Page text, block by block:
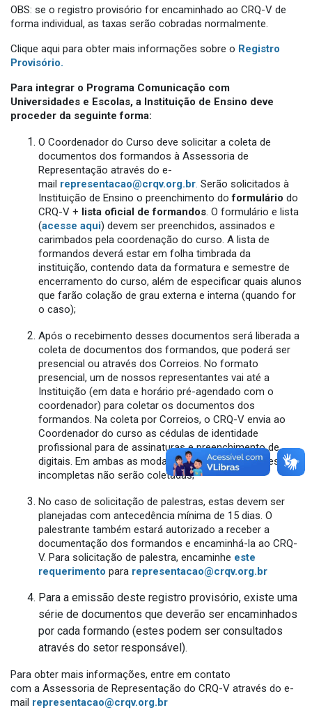
OBS: se o registro provisório for encaminhado ao CRQ-V de
forma individual, as taxas serão cobradas normalmente.
Clique aqui para obter mais informações sobre o Registro
Provisório.
Para integrar o Programa Comunicação com
Universidades e Escolas, a Instituição de Ensino deve
proceder da seguinte forma:
O Coordenador do Curso deve solicitar a coleta de
documentos dos formandos à Assessoria de
Representação através do e-
mail representacao@crqv.org.br. Serão solicitados à
Instituição de Ensino o preenchimento doformulário do
CRQ-V + lista oficial de formandos. O formulário e lista
(acesse aqui) devem ser preenchidos, assinados e
carimbados pela coordenação do curso. A lista de
formandos deverá estar em folha timbrada da
instituição, contendo data da formatura e semestre de
encerramento do curso, além de especificar quais alunos
que farão colação de grau externa e interna (quando for
o caso);
Após o recebimento desses documentos será liberada a
coleta de documentos dos formandos, que poderá ser
presencial ou através dos Correios. No formato
presencial, um de nossos representantes vai até a
Instituição (em data e horário pré-agendado com o
coordenador) para coletar os documentos dos
formandos. Na coleta por Correios, o CRQ-V envia ao
Coordenador do curso as cédulas de identidade
profissional para de assinaturas e preenchimento de
digitais. Em ambas as modalidades, documentações
incompletas não serão coletadas;
No caso de solicitação de palestras, estas devem ser
planejadas com antecedência mínima de 15 dias. O
palestrante também estará autorizado a receber a
documentação dos formandos e encaminhá-la ao CRQ-
V. Para solicitação de palestra, encaminhe este
requerimento para representacao@crqv.org.br
Para a emissão deste registro provisório, existe uma
série de documentos que deverão ser encaminhados
por cada formando (estes podem ser consultados
através do setor responsável).
Para obter mais informações, entre em contato
com a Assessoria de Representação do CRQ-V através do e-
mail representacao@crqv.org.br